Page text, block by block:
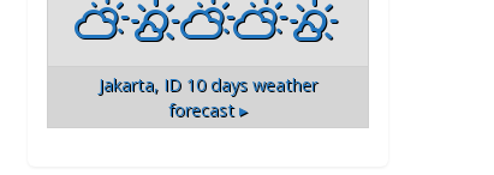
Jakarta, ID 10 days weather
forecast ▸